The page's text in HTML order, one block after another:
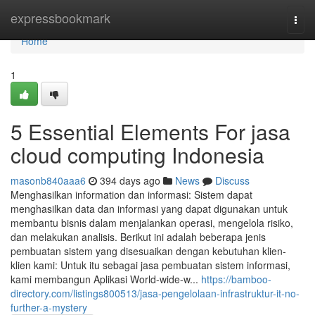
expressbookmark
Home
Home
1
5 Essential Elements For jasa
cloud computing Indonesia
masonb840aaa6 394 days ago News
Discuss
Menghasilkan information dan informasi: Sistem dapat
menghasilkan data dan informasi yang dapat digunakan untuk
membantu bisnis dalam menjalankan operasi, mengelola risiko,
dan melakukan analisis. Berikut ini adalah beberapa jenis
pembuatan sistem yang disesuaikan dengan kebutuhan klien-
klien kami: Untuk itu sebagai jasa pembuatan sistem informasi,
kami membangun Aplikasi World-wide-w... https://bamboo-
directory.com/listings800513/jasa-pengelolaan-infrastruktur-it-no-
further-a-mystery